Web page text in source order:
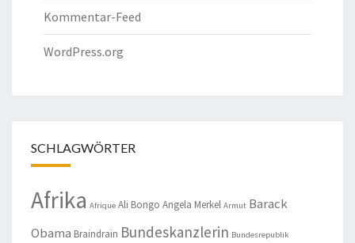
Kommentar-Feed
WordPress.org
SCHLAGWÖRTER
Afrika Afrique Ali Bongo Angela Merkel Armut Barack
Obama Braindrain Bundeskanzlerin Bundesrepublik